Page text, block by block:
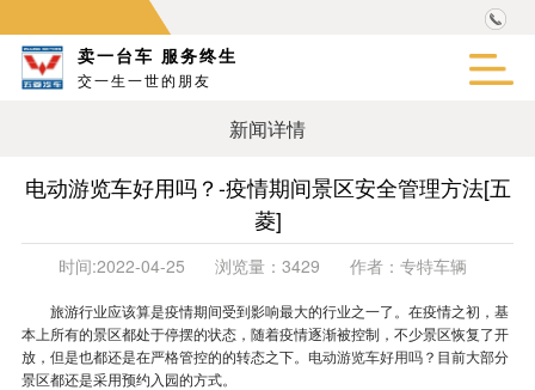
卖一台车 服务终生
交一生一世的朋友
新闻详情
电动游览车好用吗？-疫情期间景区安全管理方法[五
菱]
时间:2022-04-25 浏览量： 3429 作者： 专特车辆
旅游行业应该算是疫情期间受到影响最大的行业之一了。在疫情之初，基
本上所有的景区都处于停摆的状态，随着疫情逐渐被控制，不少景区恢复了开
放，但是也都还是在严格管控的的转态之下。 电动游览车好用吗？目前大部分
景区都还是采用预约入园的方式。